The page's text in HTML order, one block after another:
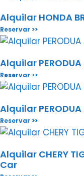
Alquilar HONDA
Reservar >>
Alquilar PERODUA
Reservar >>
Alquilar PERODUA
Reservar >>
Alquilar CHERY
Car